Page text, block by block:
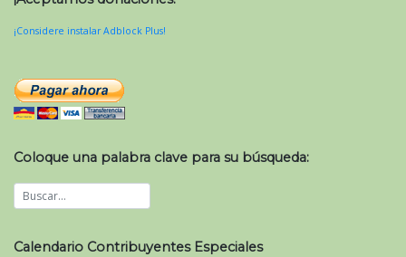
¡Considere instalar Adblock Plus!
Coloque una palabra clave para su búsqueda:
Calendario Contribuyentes Especiales